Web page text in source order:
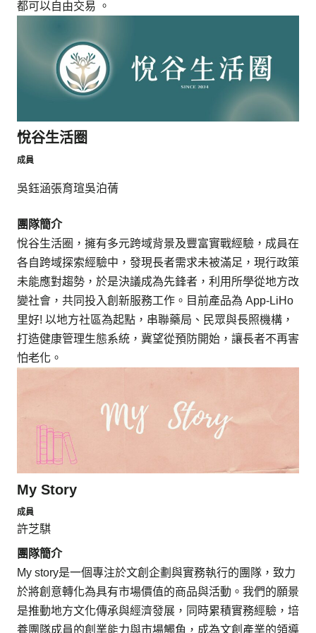
都可以自由交易 。
悅谷生活圈
成員
吳鈺涵張育瑄吳泊蒨
團隊簡介
悅谷生活圈，擁有多元跨域背景及豐富實戰經驗，成員在
各自跨域探索經驗中，發現長者需求未被滿足，現行政策
未能應對趨勢，於是決議成為先鋒者，利用所學從地方改
變社會，共同投入創新服務工作。目前產品為 App-LiHo
里好! 以地方社區為起點，串聯藥局、民眾與長照機構，
打造健康管理生態系統，冀望從預防開始，讓長者不再害
怕老化。
My Story
成員
許芝騏
團隊簡介
My story是一個專注於文創企劃與實務執行的團隊，致力
於將創意轉化為具有市場價值的商品與活動。我們的願景
是推動地方文化傳承與經濟發展，同時累積實務經驗，培
養團隊成員的創業能力與市場觸角，成為文創產業的領導